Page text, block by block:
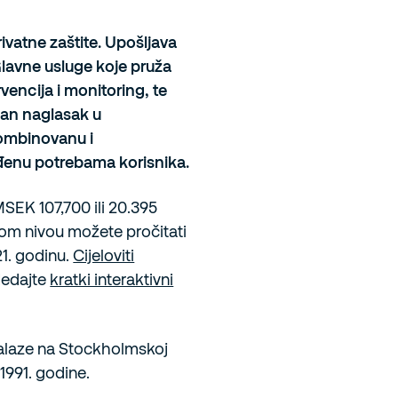
zaštite. Upošljava
usluge koje pruža
i monitoring, te
naglasak u
i
potrebama korisnika.
107,700 ili 20.395
nivou možete pročitati
godinu.Cijeloviti
kratki interaktivni
na Stockholmskoj
godine.